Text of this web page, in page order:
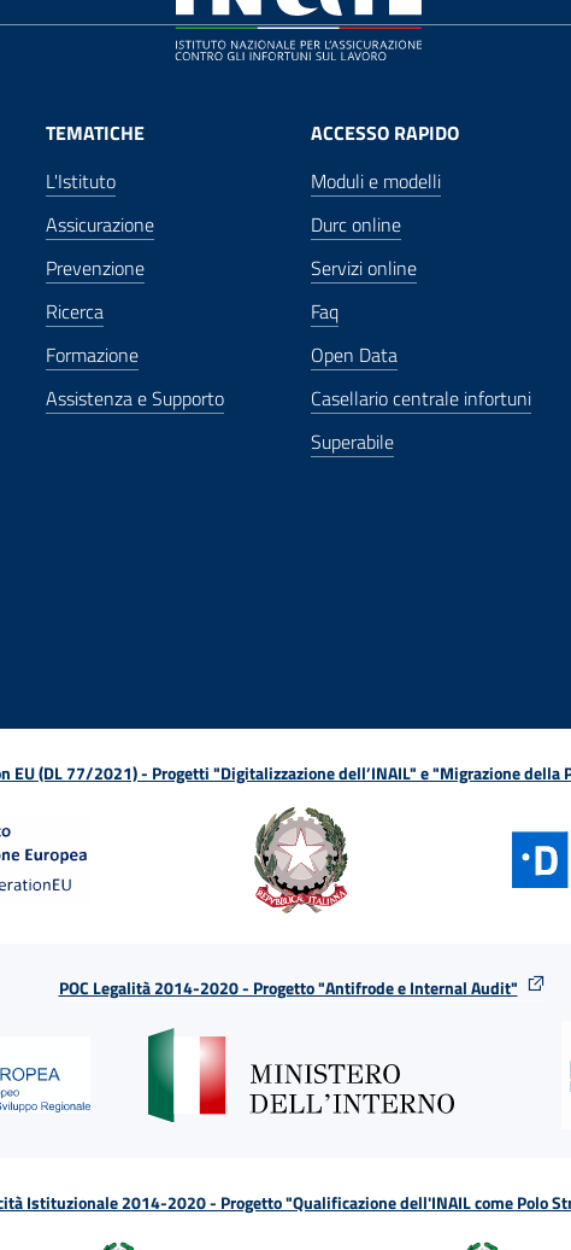
TEMATICHE
L'Istituto
Assicurazione
Prevenzione
Ricerca
Formazione
Assistenza e Supporto
ACCESSO RAPIDO
Moduli e modelli
Durc online
Servizi online
Faq
Open Data
Casellario centrale infortuni
Superabile
EU (DL 77/2021) - Progetti "Digitalizzazione dell’INAIL" e "Migrazione della
POC Legalità 2014-2020 - Progetto "Antifrode e Internal Audit"
Istituzionale 2014-2020 - Progetto "Qualificazione dell'INAIL come Polo